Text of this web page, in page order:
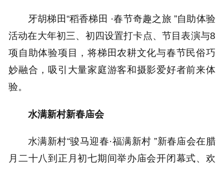
牙胡梯田“稻香梯田 ·春节奇趣之旅 ”自助体验
活动在大年初三、初四设置打卡点、节目表演与8
项自助体验项目，将梯田农耕文化与春节民俗巧
妙融合，吸引大量家庭游客和摄影爱好者前来体
验。
水满新村新春庙会
水满新村“骏马迎春·福满新村 ”新春庙会在腊
月二十八到正月初七期间举办庙会开闭幕式、欢